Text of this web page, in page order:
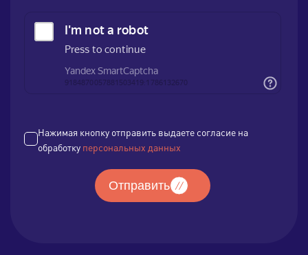
Нажимая кнопку отправить выдаете согласие на
обработку персональных данных
Отправить